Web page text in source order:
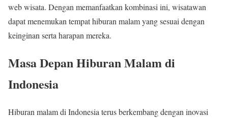
web wisata. Dengan memanfaatkan kombinasi ini, wisatawan
dapat menemukan tempat hiburan malam yang sesuai dengan
keinginan serta harapan mereka.
Masa Depan Hiburan Malam di
Indonesia
Hiburan malam di Indonesia terus berkembang dengan inovasi